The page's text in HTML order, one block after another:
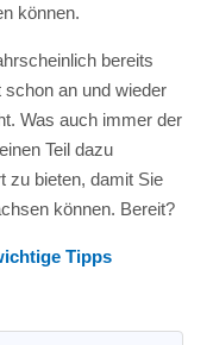
können.
bereits
an und wieder
Was auch immer der
Teil dazu
zu bieten, damit Sie
können. Bereit?
Tipps